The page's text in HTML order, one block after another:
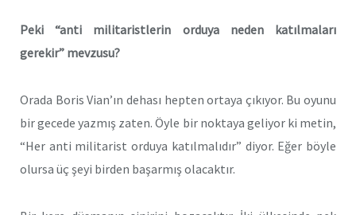
Peki “anti militaristlerin orduya neden katılmaları
gerekir” mevzusu?
Orada Boris Vian’ın dehası hepten ortaya çıkıyor. Bu oyunu
bir gecede yazmış zaten. Öyle bir noktaya geliyor ki metin,
“Her anti militarist orduya katılmalıdır” diyor. Eğer böyle
olursa üç şeyi birden başarmış olacaktır.